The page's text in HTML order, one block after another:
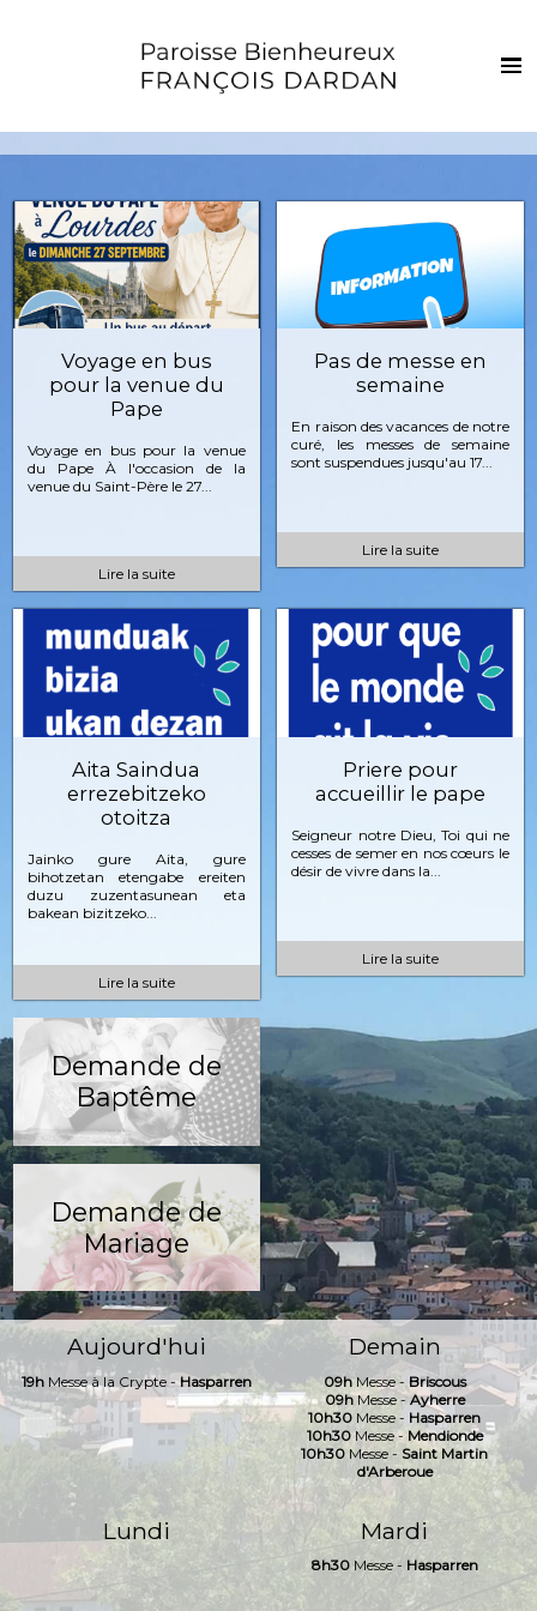
Actualités
Vie de la paroisse
Les clochers
Enfants et jeunes
Photos
Contact
Voyage en bus
pour la venue du
Pape
Voyage en bus pour la venue
du Pape À l'occasion de la
venue du Saint-Père le 27...
Lire la suite
Pas de messe en
semaine
En raison des vacances de notre
curé, les messes de semaine
sont suspendues jusqu'au 17...
Lire la suite
Aita Saindua
errezebitzeko
otoitza
Jainko gure Aita, gure
bihotzetan etengabe ereiten
duzu zuzentasunean eta
bakean bizitzeko...
Lire la suite
Priere pour
accueillir le pape
Seigneur notre Dieu, Toi qui ne
cesses de semer en nos cœurs le
désir de vivre dans la...
Lire la suite
Demande de
Baptême
Demande de
Mariage
Aujourd'hui
19h Messe à la Crypte - Hasparren
Demain
09hMesse - Briscous
09hMesse -Ayherre
10h30 Messe - Hasparren
10h30Messe - Mendionde
10h30 Messe - Saint Martin
d'Arberoue
Lundi Mardi
8h30Messe - Hasparren